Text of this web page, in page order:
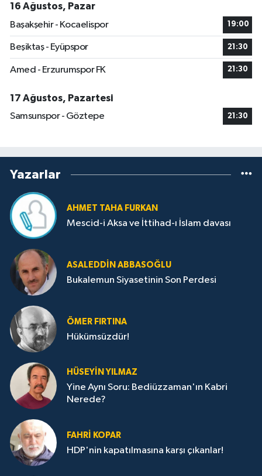
16 Ağustos, Pazar
Başakşehir - Kocaelispor
19:00
Beşiktaş - Eyüpspor 21:30
Amed - Erzurumspor FK 21:30
17 Ağustos, Pazartesi
Samsunspor - Göztepe
21:30
Yazarlar
AHMET TAHA FURKAN
Mescid-i Aksa ve İttihad-ı İslam davası
ASALEDDIN ABBASOĞLU
Bukalemun Siyasetinin Son Perdesi
ÖMER FIRTINA
Hükümsüzdür!
HÜSEYIN YILMAZ
Yine Aynı Soru: Bediüzzaman'ın Kabri
Nerede?
FAHRI KOPAR
HDP'nin kapatılmasına karşı çıkanlar!